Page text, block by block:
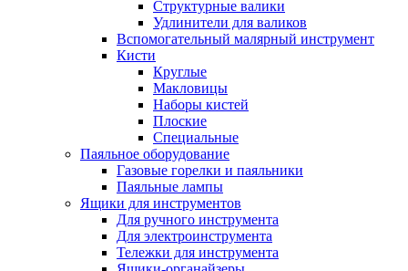
Структурные валики
Удлинители для валиков
Вспомогательный малярный инструмент
Кисти
Круглые
Макловицы
Наборы кистей
Плоские
Специальные
Паяльное оборудование
Газовые горелки и паяльники
Паяльные лампы
Ящики для инструментов
Для ручного инструмента
Для электроинструмента
Тележки для инструмента